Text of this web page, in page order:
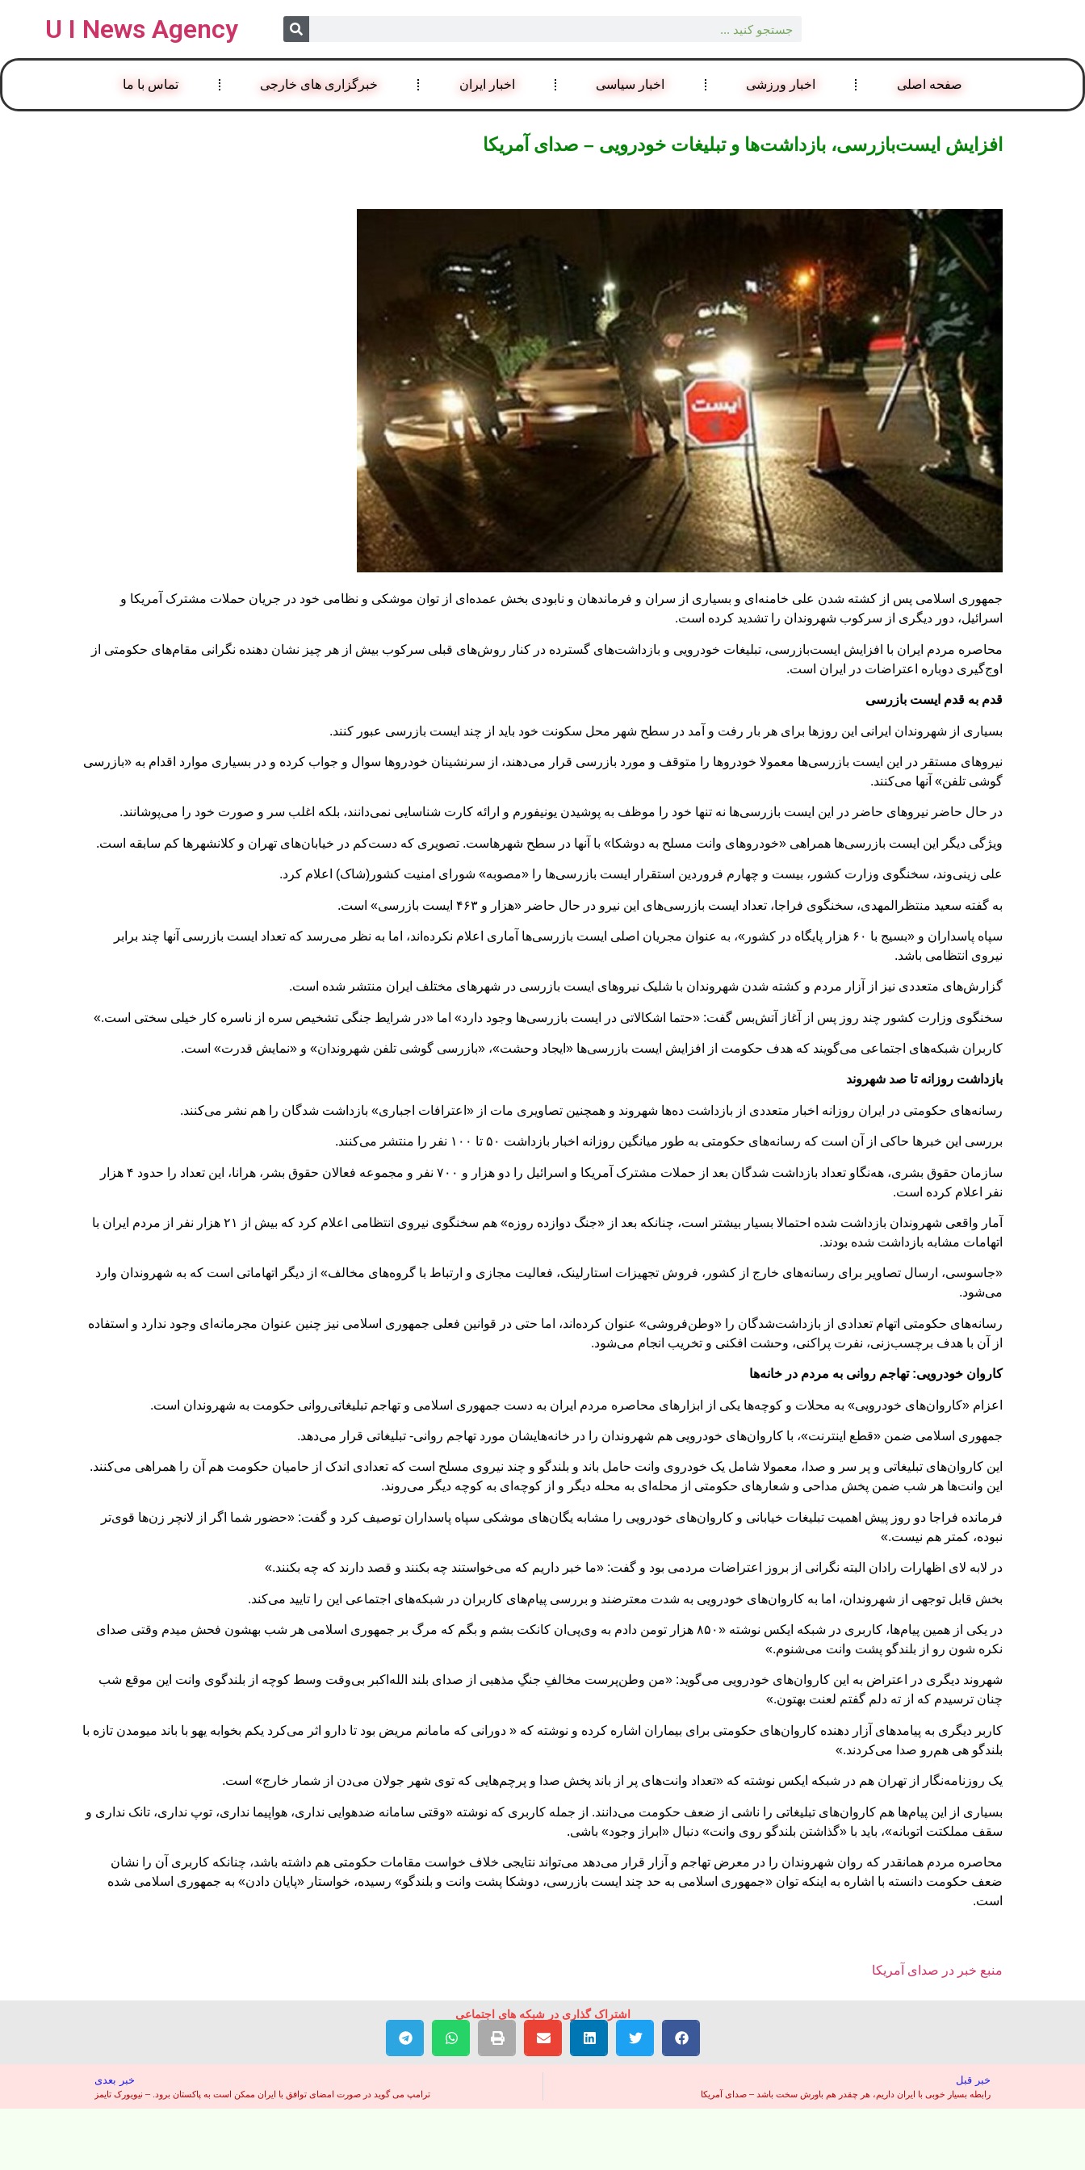
U I News Agency
صفحه اصلی اخبار ورزشی اخبار سیاسی اخبار ایران خبرگزاری های خارجی تماس با ما
افزایش ایست‌بازرسی، بازداشت‌ها و تبلیغات خودرویی – صدای آمریکا
جمهوری اسلامی پس از کشته شدن علی‌ خامنه‌ای و بسیاری از سران و فرماندهان و نابودی بخش عمده‌ای از توان موشکی و نظامی خود در جریان حملات مشترک آمریکا و
اسرائیل، دور دیگری از سرکوب شهروندان را تشدید کرده است.
محاصره مردم ایران با افزایش ایست‌بازرسی، تبلیغات خودرویی و بازداشت‌های گسترده‌ در کنار روش‌های قبلی سرکوب بیش از هر چیز نشان دهنده نگرانی مقام‌های حکومتی از
اوج‌گیری دوباره اعتراضات در ایران است.
قدم به قدم ایست بازرسی‌
بسیاری از شهروندان ایرانی این روزها برای هر بار رفت و آمد در سطح شهر محل سکونت خود باید از چند ایست بازرسی عبور کنند.
نیروهای مستقر در این ایست بازرسی‌ها معمولا خودروها را متوقف و مورد بازرسی قرار می‌دهند، از سرنشینان خودروها سوال و جواب کرده و در بسیاری موارد اقدام به «بازرسی
گوشی تلفن» آنها می‌کنند.
در حال حاضر نیروهای حاضر در این ایست بازرسی‌ها نه تنها خود را موظف به پوشیدن یونیفورم و ارائه کارت شناسایی نمی‌دانند، بلکه اغلب سر و صورت خود را می‌پوشانند.
ویژگی دیگر این ایست بازرسی‌ها همراهی «خودروهای وانت مسلح به دوشکا» با آنها در سطح شهرهاست. تصویری که دست‌کم در خیابان‌های تهران و کلانشهرها کم سابقه است.
علی زینی‌وند، سخنگوی وزارت کشور، بیست و چهارم فروردین استقرار ایست بازرسی‌ها را «مصوبه» شورای امنیت کشور(شاک) اعلام کرد.
به گفته سعید منتظرالمهدی، سخنگوی فراجا، تعداد ایست بازرسی‌های این نیرو در حال حاضر «هزار و ۴۶۳ ایست بازرسی» است.
سپاه پاسداران و «بسیج با ۶۰ هزار پایگاه در کشور»، به عنوان مجریان اصلی ایست بازرسی‌ها آماری اعلام نکرده‌اند، اما به نظر می‌رسد که تعداد ایست بازرسی‌ آنها چند برابر
نیروی انتظامی باشد.
گزارش‌های متعددی نیز از آزار مردم و کشته شدن شهروندان با شلیک نیروهای ایست بازرسی در شهرهای مختلف ایران منتشر شده است.
سخنگوی وزارت کشور چند روز پس از آغاز آتش‌بس گفت: «حتما اشکالاتی در ایست بازرسی‌ها وجود دارد» اما «در شرایط جنگی تشخیص سره از ناسره کار خیلی سختی است.»
کاربران شبکه‌های اجتماعی می‌گویند که هدف حکومت از افزایش ایست بازرسی‌ها «ایجاد وحشت»، «بازرسی گوشی تلفن شهروندان» و «نمایش قدرت» است.
بازداشت‌‌ روزانه تا صد شهروند
رسانه‌های حکومتی در ایران روزانه اخبار متعددی از بازداشت ده‌ها شهروند و همچنین تصاویری مات از «اعترافات اجباری» بازداشت شدگان را هم نشر می‌کنند.
بررسی این خبرها حاکی از آن است که رسانه‌های حکومتی به طور میانگین روزانه اخبار بازداشت ۵۰ تا ۱۰۰ نفر را منتشر می‌کنند.
سازمان حقوق بشری، هه‌نگاو تعداد بازداشت شدگان بعد از حملات مشترک آمریکا و اسرائیل را دو هزار و ۷۰۰ نفر و مجموعه فعالان حقوق بشر، هرانا، این تعداد را حدود ۴ هزار
نفر اعلام کرده است.
آمار واقعی شهروندان بازداشت شده احتمالا بسیار بیشتر است، چنانکه بعد از «جنگ دوازده روزه» هم سخنگوی نیروی انتظامی اعلام کرد که بیش از ۲۱ هزار نفر از مردم ایران با
اتهامات مشابه بازداشت شده بودند.
«جاسوسی، ارسال تصاویر برای رسانه‌های خارج از کشور، فروش تجهیزات استارلینک، فعالیت مجازی و ارتباط با گروه‌های مخالف» از دیگر اتهاماتی است که به شهروندان وارد
می‌شود.
رسانه‌های حکومتی اتهام تعدادی از بازداشت‌شدگان را «وطن‌فروشی» عنوان کرده‌اند، اما حتی در قوانین فعلی جمهوری اسلامی نیز چنین عنوان مجرمانه‌ای وجود ندارد و استفاده
از آن با هدف برچسب‌زنی، نفرت پراکنی، وحشت افکنی و تخریب انجام می‌شود.
کاروان خودرویی: تهاجم روانی به مردم در خانه‌ها
اعزام «کاروان‌های خودرویی» به محلات و کوچه‌ها یکی از ابزارهای محاصره مردم ایران به دست جمهوری اسلامی و تهاجم تبلیغاتی‌روانی حکومت به شهروندان است.
جمهوری اسلامی ضمن «قطع اینترنت»، با کاروان‌های خودرویی هم شهروندان را در خانه‌هایشان مورد تهاجم روانی- تبلیغاتی قرار می‌دهد.
این کاروان‌های تبلیغاتی و پر سر و صدا، معمولا شامل یک خودروی وانت حامل باند و بلندگو و چند نیروی مسلح است که تعدادی اندک از حامیان حکومت هم آن را همراهی می‌کنند.
این وانت‌ها هر شب ضمن پخش مداحی و شعارهای حکومتی از محله‌ای به محله دیگر و از کوچه‌ای به کوچه دیگر می‌روند.
فرمانده فراجا دو روز پیش اهمیت تبلیغات خیابانی و کاروان‌های خودرویی را مشابه یگان‌های موشکی سپاه پاسداران توصیف کرد و گفت: «حضور شما اگر از لانچر زن‌ها قوی‌تر
نبوده، کمتر هم نیست.»
در لابه لای اظهارات رادان البته نگرانی از بروز اعتراضات مردمی بود و گفت: «ما خبر داریم که می‌خواستند چه بکنند و قصد دارند که چه بکنند.»
بخش قابل توجهی از شهروندان، اما به کاروان‌های خودرویی به شدت معترضند و بررسی پیام‌های کاربران در شبکه‌های اجتماعی این را تایید می‌کند.
در یکی از همین پیام‌ها، کاربری در شبکه ایکس نوشته «۸۵۰ هزار تومن دادم به وی‌پی‌ان کانکت بشم و بگم که مرگ بر جمهوری اسلامی هر شب بهشون فحش میدم وقتی صدای
نکره شون رو از بلندگو پشت وانت می‌شنوم.»
شهروند دیگری در اعتراض به این کاروان‌های خودرویی می‌گوید: «من وطن‌پرست مخالفِ جنگِ مذهبی از صدای بلند الله‌اکبر بی‌وقت وسط کوچه از بلندگوی وانت این موقع شب
چنان ترسیدم که از ته دلم گفتم لعنت بهتون.»
کاربر دیگری به پیامدهای آزار دهنده کاروان‌های حکومتی برای بیماران اشاره کرده و نوشته که « دورانی که مامانم مریض بود تا دارو اثر می‌کرد یکم بخوابه یهو با باند میومدن تازه با
بلندگو هی هم‌رو صدا می‌کردند.»
یک روزنامه‌نگار از تهران هم در شبکه ایکس نوشته که «تعداد وانت‌های پر از باند پخش صدا و پرچم‌هایی که توی شهر جولان می‌دن از شمار خارج» است.
بسیاری از این پیام‌ها هم کاروان‌های تبلیغاتی را ناشی از ضعف حکومت می‌دانند. از جمله کاربری که نوشته «وقتی سامانه ضدهوایی نداری، هواپیما نداری، توپ نداری، تانک نداری و
سقف مملکتت اتوبانه»، باید با «گذاشتن بلندگو روی وانت» دنبال «ابراز وجود» باشی.
محاصره مردم همانقدر که روان شهروندان را در معرض تهاجم و آزار قرار می‌دهد می‌تواند نتایجی خلاف خواست مقامات حکومتی هم داشته باشد، چنانکه کاربری آن را نشان
ضعف حکومت دانسته با اشاره به اینکه توان «جمهوری اسلامی به حد چند ایست بازرسی، دوشکا پشت وانت و بلندگو» رسیده، خواستار «پایان دادن» به جمهوری اسلامی شده
است.
منبع خبر در صدای آمریکا
اشتراک گذاری در شبکه های اجتماعی
خبر قبل
رابطه بسیار خوبی با ایران داریم، هر چقدر هم باورش سخت باشد – صدای آمریکا
خبر بعدی
ترامپ می گوید در صورت امضای توافق با ایران ممکن است به پاکستان برود. – نیویورک تایمز